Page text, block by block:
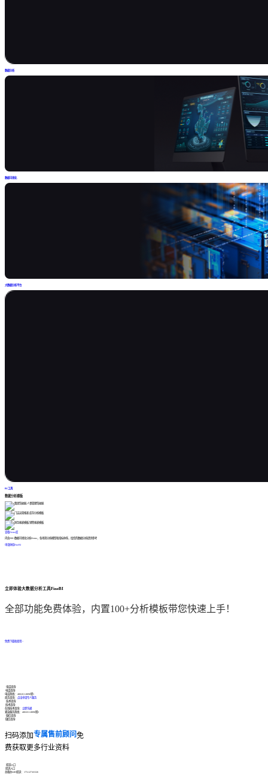
数据分析
数据可视化
大数据分析平台
BI工具
数据分析模板
查看Demo库
内含200+数据可视化分析Demo，各场景分析模型和指标体系，给您的数据分析提供参考
申请体验FineBI
立即体验大数据分析工具FineBI
全部功能免费体验，内置100+分析模板带您快速上手！
免费下载和使用 >
电话咨询
电话咨询
电话热线： 400-811-8890转1
商务咨询： 点击申请专人服务
技术咨询
技术咨询
在线技术咨询： 立即沟通
紧急服务热线： 400-811-8890转2
微信咨询
微信咨询
扫码添加专属售前顾问免
费获取更多行业资料
投诉入口
投诉入口
总裁办24H投诉：
173-127-81526